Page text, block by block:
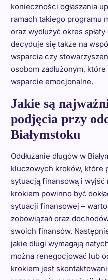
konieczności ogłaszania
ramach takiego programu
oraz wydłużyć okres
decyduje się także na
wsparcia czy
osobom zadłużonym,
wsparcie emocjonalne.
Jakie są
podjęcia przy
Białymstoku
Oddłużanie długów w
kluczowych kroków, które
sytuacją finansową i wyjść
krokiem powinno być
sytuacji finansowej –
zobowiązań oraz
swoich finansów.
jakie długi wymagają
można renegocjować lub
krokiem jest